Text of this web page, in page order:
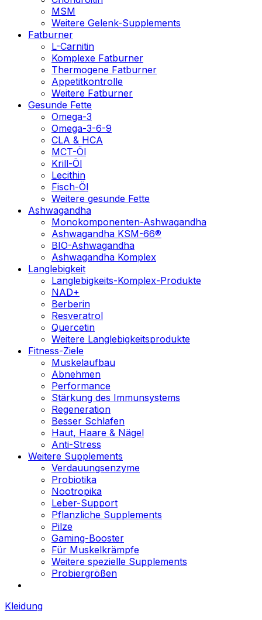
MSM
Weitere Gelenk-Supplements
Fatburner
L-Carnitin
Komplexe Fatburner
Thermogene Fatburner
Appetitkontrolle
Weitere Fatburner
Gesunde Fette
Omega-3
Omega-3-6-9
CLA & HCA
MCT-Öl
Krill-Öl
Lecithin
Fisch-Öl
Weitere gesunde Fette
Ashwagandha
Monokomponenten-Ashwagandha
Ashwagandha KSM-66®
BIO-Ashwagandha
Ashwagandha Komplex
Langlebigkeit
Langlebigkeits-Komplex-Produkte
NAD+
Berberin
Resveratrol
Quercetin
Weitere Langlebigkeitsprodukte
Fitness-Ziele
Muskelaufbau
Abnehmen
Performance
Stärkung des Immunsystems
Regeneration
Besser Schlafen
Haut, Haare & Nägel
Anti-Stress
Weitere Supplements
Verdauungsenzyme
Probiotika
Nootropika
Leber-Support
Pflanzliche Supplements
Pilze
Gaming-Booster
Für Muskelkrämpfe
Weitere spezielle Supplements
Probiergrößen
Kleidung